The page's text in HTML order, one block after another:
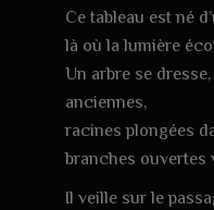
Ce tableau est né
là où la lumière
Un arbre se
anciennes,
racines plongées
branches ouvertes
Il veille sur le